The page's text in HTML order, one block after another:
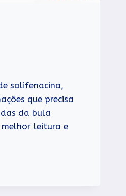
solifenacina,
que precisa
da bula
leitura e